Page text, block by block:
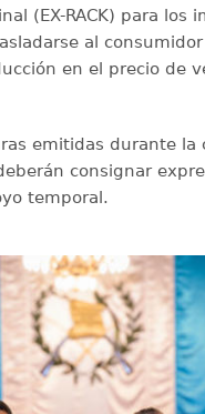
(EX-RACK) para los
al
en el precio de
emitidas durante la
consignar
temporal.